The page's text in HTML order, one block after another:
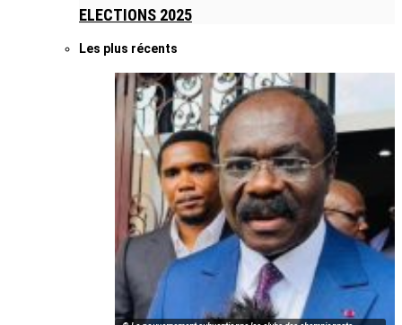
ELECTIONS 2025
Les plus récents